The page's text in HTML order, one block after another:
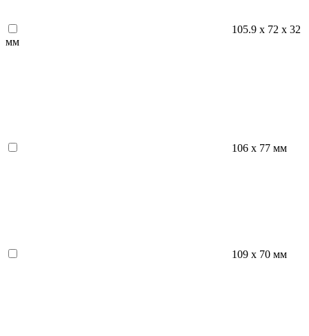
105.9 х 72 х 32
мм
106 х 77 мм
109 х 70 мм